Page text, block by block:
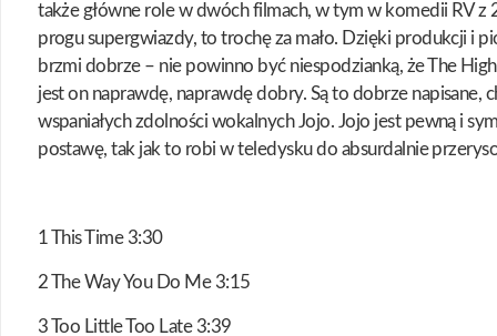
także główne role w dwóch filmach, w tym w komedii RV
progu supergwiazdy, to trochę za mało. Dzięki produkcji i
brzmi dobrze – nie powinno być niespodzianką, że The
jest on naprawdę, naprawdę dobry. Są to dobrze
wspaniałych zdolności wokalnych Jojo. Jojo jest pewną i
postawę, tak jak to robi w teledysku do absurdalnie
1 This Time 3:30
2 The Way You Do Me 3:15
3 Too Little Too Late 3:39